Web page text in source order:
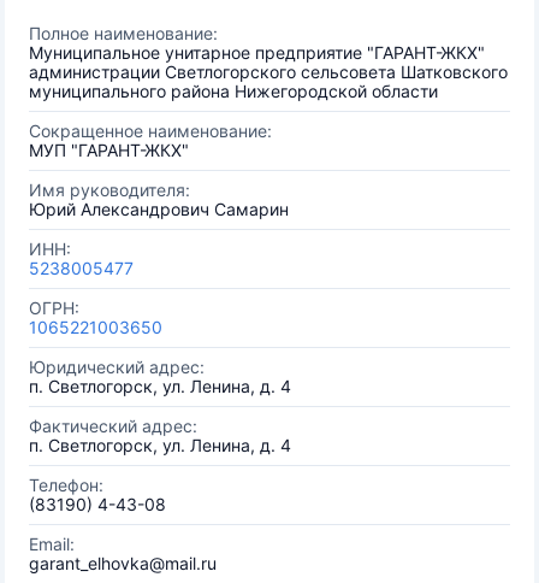
Полное наименование:
Муниципальное унитарное предприятие "ГАРАНТ-ЖКХ"
администрации Светлогорского сельсовета Шатковского
муниципального района Нижегородской области
Сокращенное наименование:
МУП "ГАРАНТ-ЖКХ"
Имя руководителя:
Юрий Александрович Самарин
ИНН:
5238005477
ОГРН:
1065221003650
Юридический адрес:
п. Светлогорск, ул. Ленина, д. 4
Фактический адрес:
п. Светлогорск, ул. Ленина, д. 4
Телефон:
(83190) 4-43-08
Email:
garant_elhovka@mail.ru